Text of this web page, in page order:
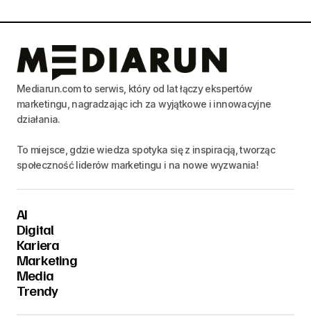
Mediarun.com to serwis, który od lat łączy ekspertów
marketingu, nagradzając ich za wyjątkowe i innowacyjne
działania.
To miejsce, gdzie wiedza spotyka się z inspiracją, tworząc
społeczność liderów marketingu i na nowe wyzwania!
AI
Digital
Kariera
Marketing
Media
Trendy